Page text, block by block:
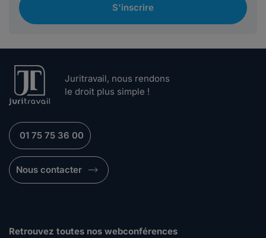
S'inscrire
Juritravail, nous rendons
le droit plus simple !
01 75 75 36 00
Nous contacter
Retrouvez toutes nos webconférences